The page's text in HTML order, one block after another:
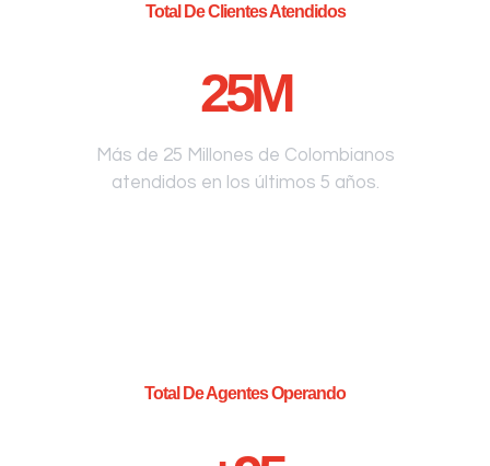
Total De Clientes Atendidos
25M
Más de 25 Millones de Colombianos
atendidos en los últimos 5 años.
Total De Agentes Operando